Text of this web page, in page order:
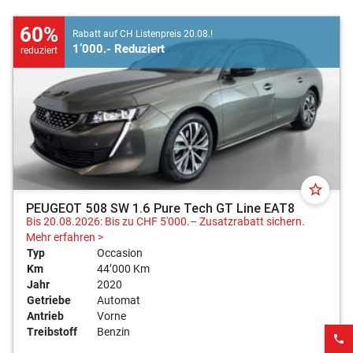
phone
60%
reduziert
Rabatt auf CH Listenpreis 20.08.!
1’000.- Reduziert
star_border
PEUGEOT 508 SW 1.6 Pure Tech GT Line EAT8
Bis 20.08.2026: Bis zu CHF 5'000.– Zusatzrabatt sichern.
Mehr erfahren >
Typ
Occasion
Km
44’000 Km
Jahr
2020
Getriebe
Automat
Antrieb
Vorne
Treibstoff
Benzin